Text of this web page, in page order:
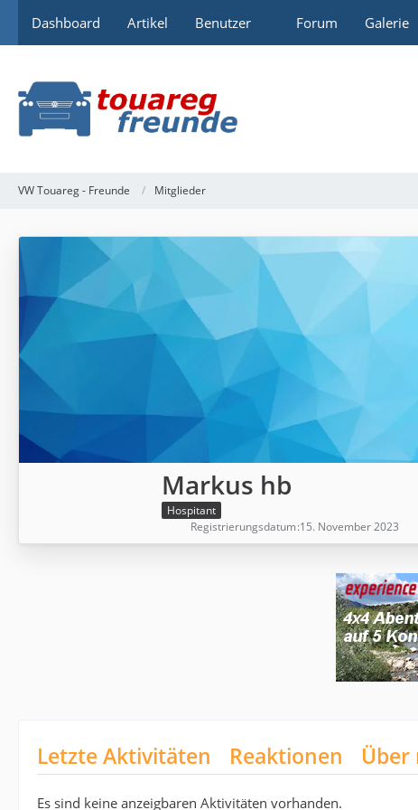
Dashboard Artikel Benutzer Forum Galerie
VW Touareg - Freunde Mitglieder
Markus hb
Hospitant
Registrierungsdatum 15. November 2023
Letzte Aktivitäten Reaktionen Über
Es sind keine anzeigbaren Aktivitäten vorhanden.